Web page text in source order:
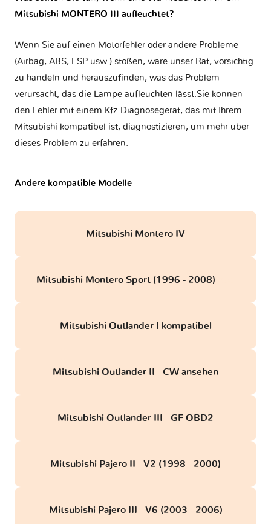
Mitsubishi MONTERO III aufleuchtet?
Wenn Sie auf einen Motorfehler oder andere Probleme
(Airbag, ABS, ESP usw.) stoßen, wäre unser Rat, vorsichtig
zu handeln und herauszufinden, was das Problem
verursacht, das die Lampe aufleuchten lässt.Sie können
den Fehler mit einem Kfz-Diagnosegerät, das mit Ihrem
Mitsubishi kompatibel ist, diagnostizieren, um mehr über
dieses Problem zu erfahren.
Andere kompatible Modelle
Mitsubishi Montero IV
Mitsubishi Montero Sport (1996 - 2008)
Mitsubishi Outlander I kompatibel
Mitsubishi Outlander II - CW ansehen
Mitsubishi Outlander III - GF OBD2
Mitsubishi Pajero II - V2 (1998 - 2000)
Mitsubishi Pajero III - V6 (2003 - 2006)